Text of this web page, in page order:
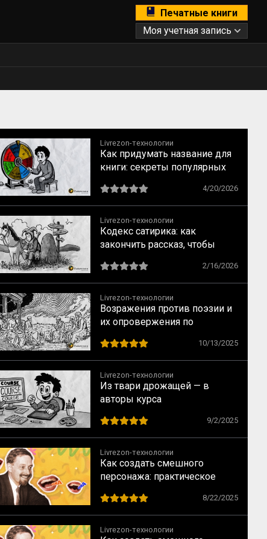
Печатные книги
Моя учетная запись
Livrezon-технологии
Как придумать название для
книги: секреты популярных
4/20/2026
Livrezon-технологии
Кодекс сатирика: как
закончить рассказ, чтобы
2/16/2026
Livrezon-технологии
Возражения против поэзии и
их опровержения по
10/13/2025
Livrezon-технологии
Из твари дрожащей — в
авторы курса
9/2/2025
Livrezon-технологии
Как создать смешного
персонажа: практическое
комического
8/22/2025
Livrezon-технологии